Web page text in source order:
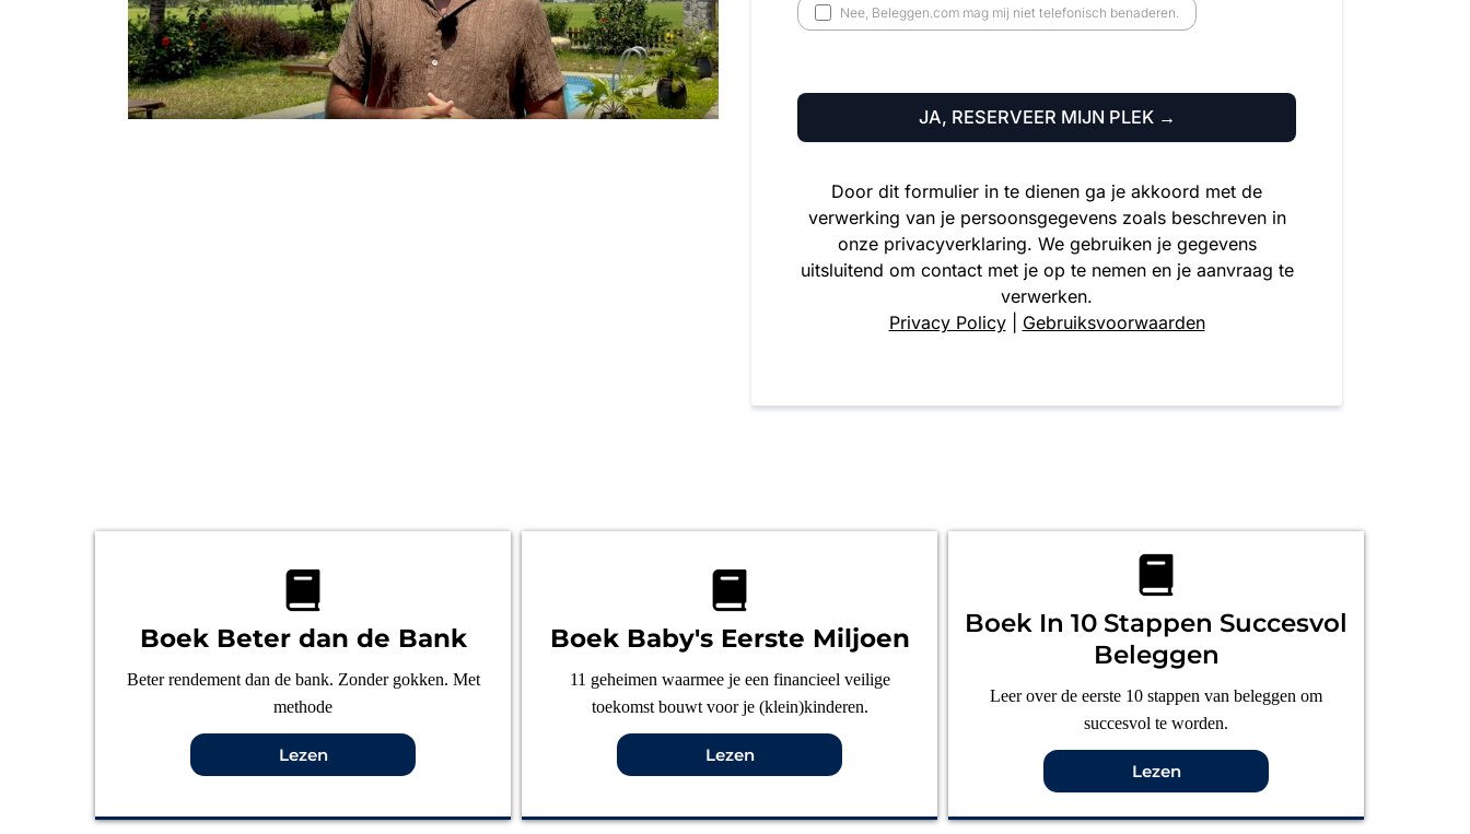
Nee, Beleggen.com mag mij niet telefonisch benaderen.
JA, RESERVEER MIJN PLEK →
Door dit formulier in te dienen ga je akkoord met de
verwerking van je persoonsgegevens zoals beschreven in
onze privacyverklaring. We gebruiken je gegevens
uitsluitend om contact met je op te nemen en je aanvraag te
verwerken.
Privacy Policy| Gebruiksvoorwaarden
Boek Beter dan de Bank
Beter rendement dan de bank. Zonder gokken. Met
methode
Lezen
Boek Baby's Eerste Miljoen
11 geheimen waarmee je een financieel veilige
toekomst bouwt voor je (klein)kinderen.
Lezen
Boek In 10 Stappen Succesvol
Beleggen
Leer over de eerste 10 stappen van beleggen om
succesvol te worden.
Lezen